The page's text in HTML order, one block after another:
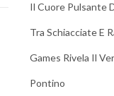
Il Cuore Pulsante
Tra Schiacciate E
Games Rivela Il
Pontino